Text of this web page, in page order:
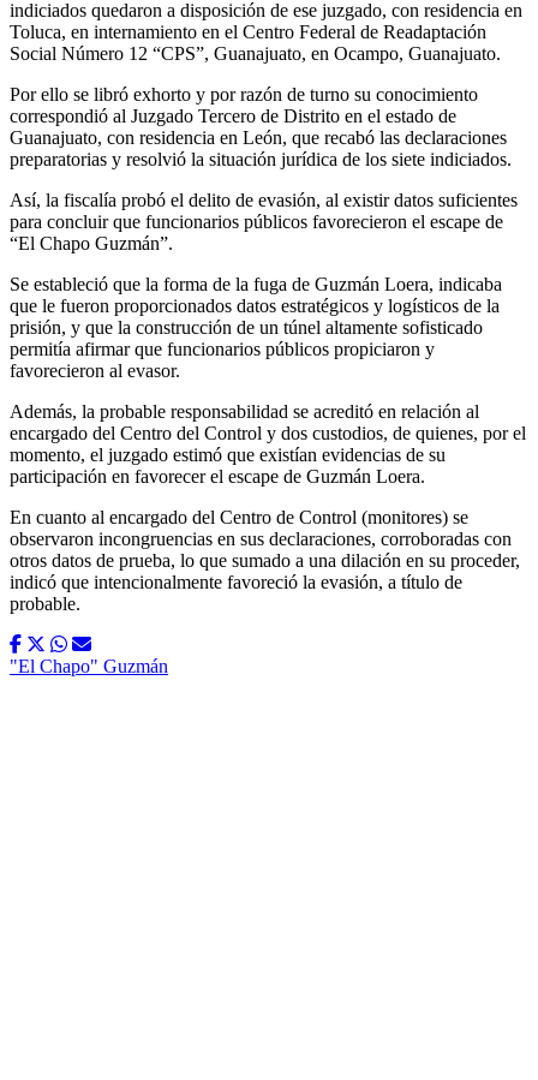
indiciados quedaron a disposición de ese juzgado, con residencia en
Toluca, en internamiento en el Centro Federal de Readaptación
Social Número 12 “CPS”, Guanajuato, en Ocampo, Guanajuato.
Por ello se libró exhorto y por razón de turno su conocimiento
correspondió al Juzgado Tercero de Distrito en el estado de
Guanajuato, con residencia en León, que recabó las declaraciones
preparatorias y resolvió la situación jurídica de los siete indiciados.
Así, la fiscalía probó el delito de evasión, al existir datos suficientes
para concluir que funcionarios públicos favorecieron el escape de
“El Chapo Guzmán”.
Se estableció que la forma de la fuga de Guzmán Loera, indicaba
que le fueron proporcionados datos estratégicos y logísticos de la
prisión, y que la construcción de un túnel altamente sofisticado
permitía afirmar que funcionarios públicos propiciaron y
favorecieron al evasor.
Además, la probable responsabilidad se acreditó en relación al
encargado del Centro del Control y dos custodios, de quienes, por el
momento, el juzgado estimó que existían evidencias de su
participación en favorecer el escape de Guzmán Loera.
En cuanto al encargado del Centro de Control (monitores) se
observaron incongruencias en sus declaraciones, corroboradas con
otros datos de prueba, lo que sumado a una dilación en su proceder,
indicó que intencionalmente favoreció la evasión, a título de
probable.
"El Chapo" Guzmán